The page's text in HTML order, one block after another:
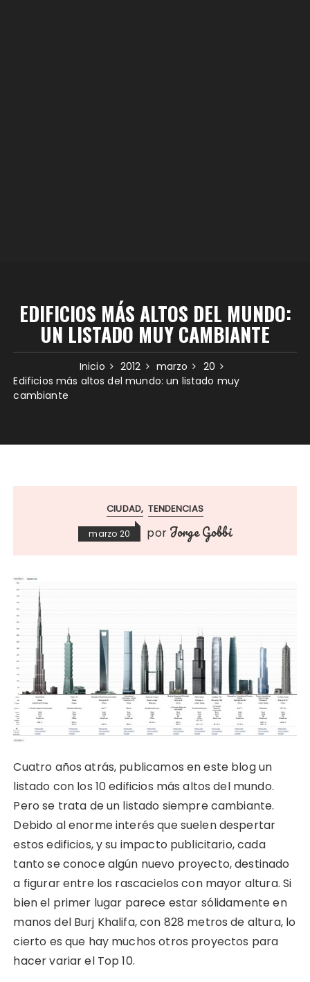
EDIFICIOS MÁS ALTOS DEL MUNDO:
UN LISTADO MUY CAMBIANTE
Inicio 2012 marzo
20
Edificios más altos del mundo: un listado muy
cambiante
CIUDAD TENDENCIAS
marzo 20 por Jorge Gobbi
Cuatro años atrás, publicamos en este blog un
listado con los 10 edificios más altos del mundo.
Pero se trata de un listado siempre cambiante.
Debido al enorme interés que suelen despertar
estos edificios, y su impacto publicitario, cada
tanto se conoce algún nuevo proyecto, destinado
a figurar entre los rascacielos con mayor altura. Si
bien el primer lugar parece estar sólidamente en
manos del Burj Khalifa, con 828 metros de altura, lo
cierto es que hay muchos otros proyectos para
hacer variar el Top 10.